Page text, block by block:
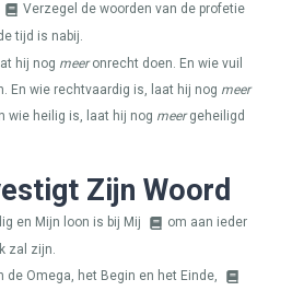
Verzegel de woorden van de profetie
tijd is nabij.
hij nog meeronrecht doen. En wie vuil
En wie rechtvaardig is, laat hij nog meer
wie heilig is, laat hij nog meergeheiligd
Zijn Woord
en Mijn loon is bij Mij
om aan ieder
zal zijn.
de Omega, het Begin en het Einde,